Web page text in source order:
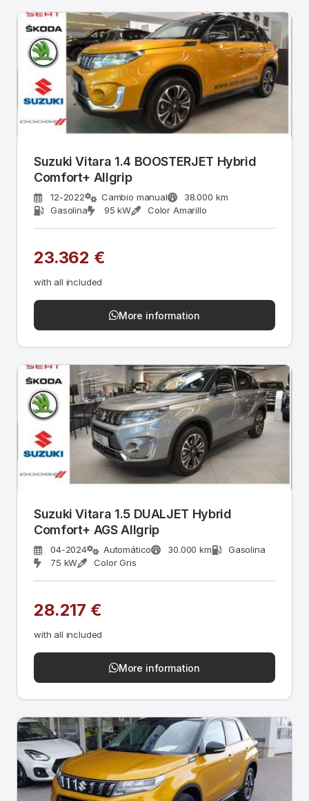
Suzuki Vitara 1.4 BOOSTERJET Hybrid
Comfort+ Allgrip
12-2022 Cambio manual
38.000 km
Gasolina
95 kW Color Amarillo
23.362 €
with all included
More information
Suzuki Vitara 1.5 DUALJET Hybrid
Comfort+ AGS Allgrip
04-2024 Automático 30.000 km
Gasolina
75 kW
Color Gris
28.217 €
with all included
More information